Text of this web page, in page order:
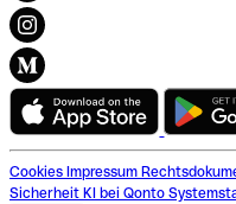
Cookies Impressum
Sicherheit KI bei Qonto